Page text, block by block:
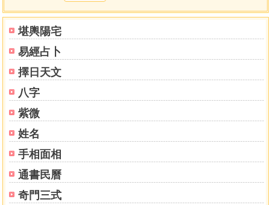
堪輿陽宅
易經占卜
擇日天文
八字
紫微
姓名
手相面相
通書民曆
奇門三式
而訟獄所由起也！癸加丁為滕蛇跌蹻， 而憂惶之必至
也！ ＊奇門格局，參閱本書第三四○頁。
六庚加符為伏官格，不利其主，而利其客；值符加庚為
飛宮格， 不貴於戰，而貴於謀；庚加值符太白格於天乙，外
兵侵而主將必敗； 符加六庚太乙格於太白，強出兵而客將必
阻。值使臨庚名為「野戰」 ，兵雖精而主困也；庚加值使名
曰「同宮」，將雖驍而必挫也；庚加 於丙是為太白入熒惑，
而賊必來；丙加於庚是為丙火入金鄉，而賊必 退，此主客皆
不利，莫倚奇門而強用也！
天地大格，庚下加癸；天地小格，壬上加庚；庚上加
己，士卒死 於中途；己加於庚，兵將厄於危路。歲格則歲逢
於庚，月格則庚加朔 建；庚臨日干為伏干格，而主人見傷；
日干臨庚為飛宮格，而客將不 勝；時干剋日為五不遇，而定
損其明；丙加日干名曰「悖亂」，而顛 倒紀綱。